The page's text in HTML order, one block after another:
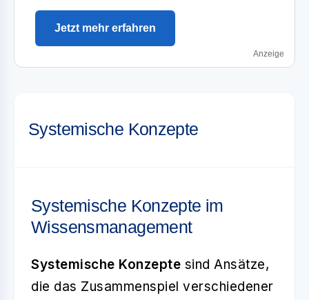
Jetzt mehr erfahren
Anzeige
Systemische Konzepte
Systemische Konzepte im
Wissensmanagement
Systemische Konzepte sind Ansätze,
die das Zusammenspiel verschiedener